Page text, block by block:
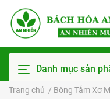
Danh mục sản
Trang chủ / Bông Tắm Xơ